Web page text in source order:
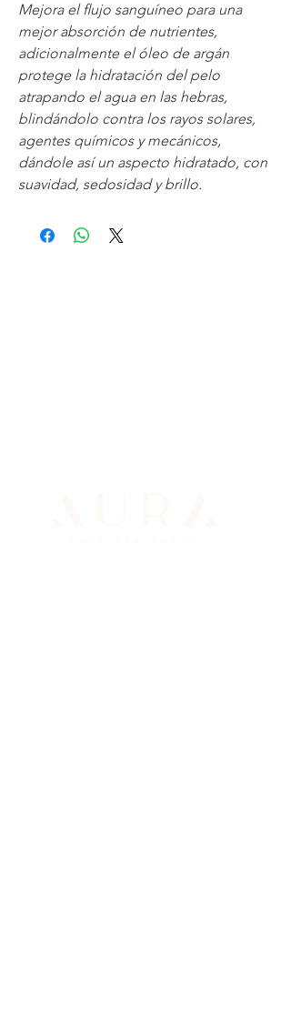
Mejora el ﬂujo sanguíneo para una
mejor absorción de nutrientes,
adicionalmente el óleo de argán
protege la hidratación del pelo
atrapando el agua en las hebras,
blindándolo contra los rayos solares,
agentes químicos y mecánicos,
dándole así un aspecto hidratado, con
suavidad, sedosidad y brillo.